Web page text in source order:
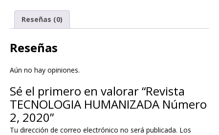
Reseñas (0)
Reseñas
Aún no hay opiniones.
Sé el primero en valorar “Revista
TECNOLOGIA HUMANIZADA Número
2, 2020”
Tu dirección de correo electrónico no será publicada. Los